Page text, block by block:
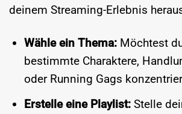
deinem Streaming-Erlebnis
Wähle ein Thema:Möchtest
bestimmte Charaktere,
oder Running Gags
Erstelle eine Playlist:Stelle